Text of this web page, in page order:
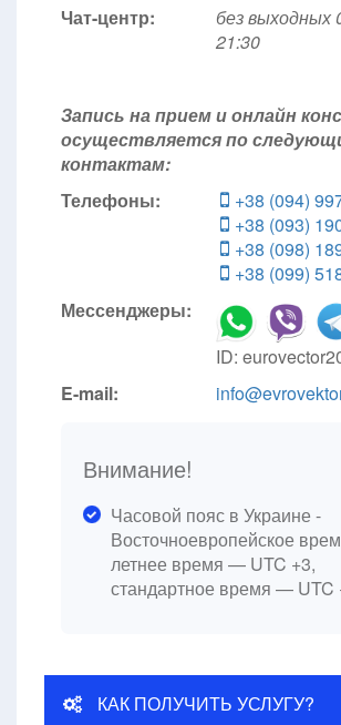
Чат-центр:
без выходных
21:30
Запись на прием и онлайн
осуществляется по
контактам:
Телефоны:
+38 (094)
+38 (093)
+38 (098)
+38 (099)
Мессенджеры:
ID:
E-mail:
Внимание!
Часовой пояс в Украине -
Восточноевропейское
летнее время — UTC +3,
стандартное время — UTC
КАК ПОЛУЧИТЬ УСЛУГУ?